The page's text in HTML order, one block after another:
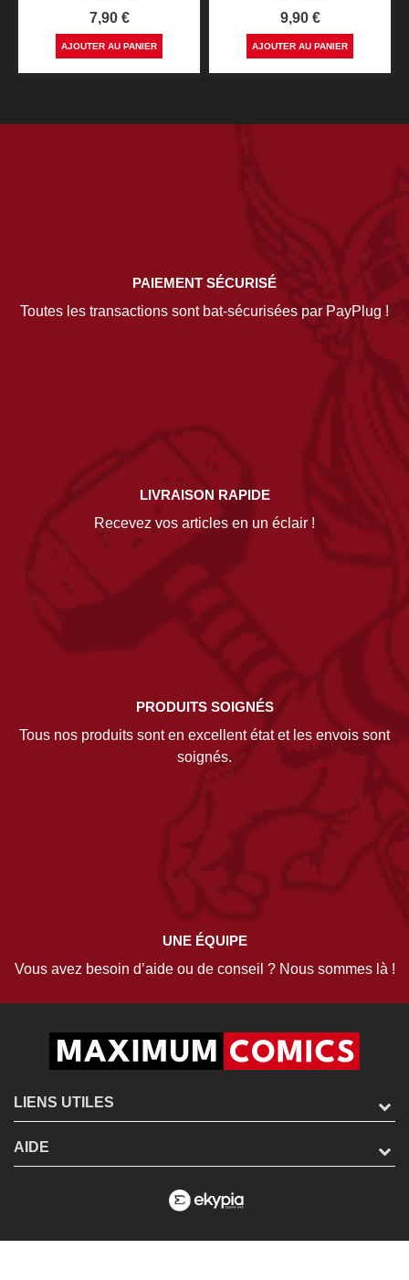
Prix
7,90 €
AJOUTER AU PANIER
Prix
9,90 €
AJOUTER AU PANIER
PAIEMENT SÉCURISÉ
Toutes les transactions sont bat-sécurisées par PayPlug !
LIVRAISON RAPIDE
Recevez vos articles en un éclair !
PRODUITS SOIGNÉS
Tous nos produits sont en excellent état et les envois sont
soignés.
UNE ÉQUIPE
Vous avez besoin d’aide ou de conseil ? Nous sommes là !
LIENS UTILES
AIDE